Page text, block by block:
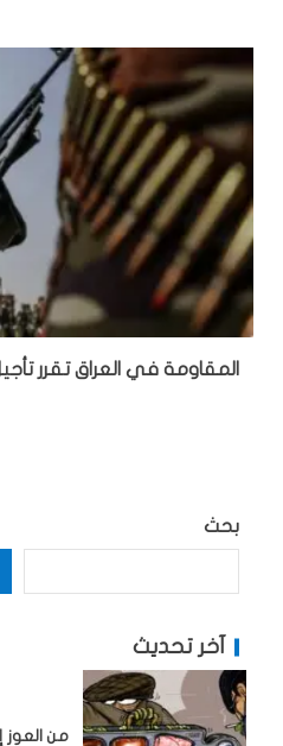
المقاومة في العراق تقرر
بحث
آخر تحديث
من العوز